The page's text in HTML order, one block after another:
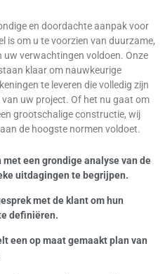
en doordachte aanpak voor
is om u te voorzien van duurzame,
verwachtingen voldoen. Onze
klaar om nauwkeurige
te leveren die volledig zijn
uw project. Of het nu gaat om
grootschalige constructie, wij
de hoogste normen voldoet.
een grondige analyse van de
uitdagingen te begrijpen.
met de klant om hun
definiëren.
een op maat gemaakt plan van